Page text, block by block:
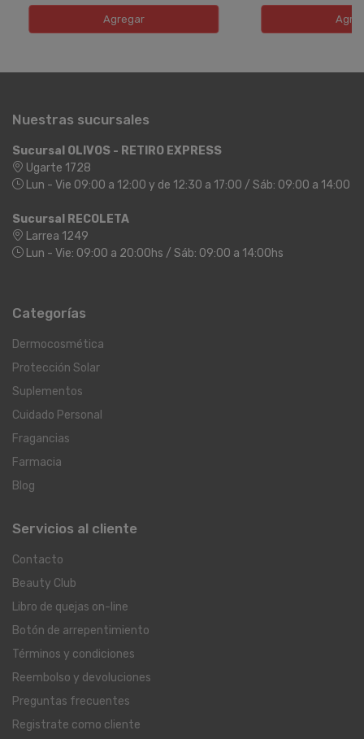
Agregar
Nuestras sucursales
Sucursal OLIVOS - RETIRO EXPRESS
Ugarte 1728
Lun - Vie 09:00 a 12:00 y de 12:30 a 17:00 / Sáb: 09:00 a 14:00
Sucursal RECOLETA
Larrea 1249
Lun - Vie: 09:00 a 20:00hs / Sáb: 09:00 a 14:00hs
Categorías
Dermocosmética
Protección Solar
Suplementos
Cuidado Personal
Fragancias
Farmacia
Blog
Servicios al cliente
Contacto
Beauty Club
Libro de quejas on-line
Botón de arrepentimiento
Términos y condiciones
Reembolso y devoluciones
Preguntas frecuentes
Registrate como cliente